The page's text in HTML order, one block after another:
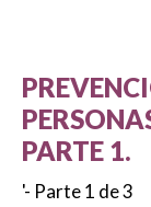
PARTE 1.
'- Parte 1 de 3